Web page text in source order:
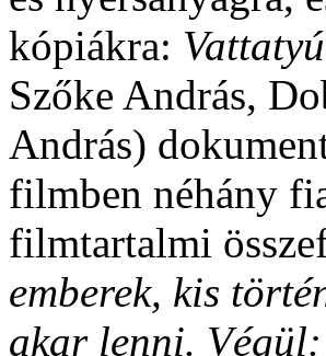
kópiákra:
Szőke András,
András)
filmben néhány
filmtartalmi
emberek, kis
akar lenni.